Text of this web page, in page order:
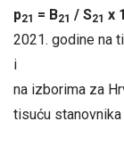
p21 = B21 / S21 x
2021. godine na
na izborima za
tisuću